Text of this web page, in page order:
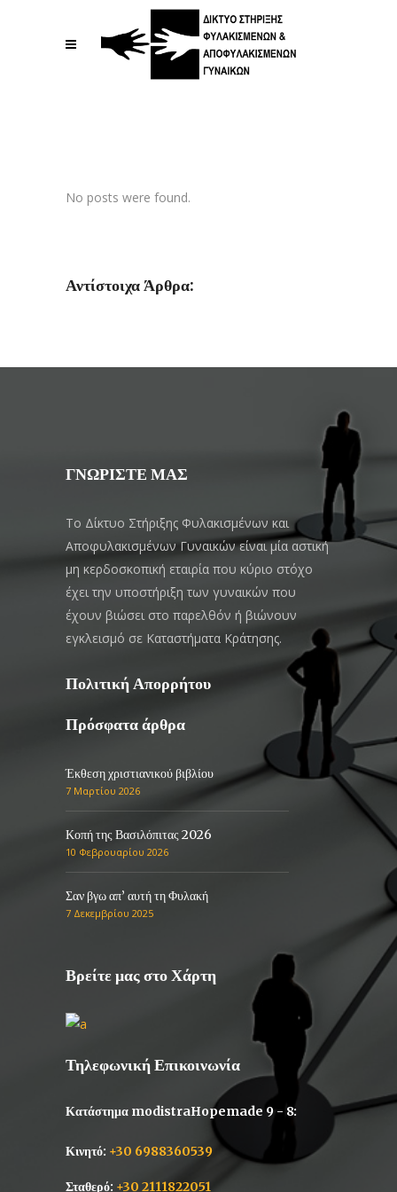
No posts were found.
Αντίστοιχα Άρθρα:
ΓΝΩΡΙΣΤΕ ΜΑΣ
Το Δίκτυο Στήριξης Φυλακισμένων και
Αποφυλακισμένων Γυναικών είναι μία αστική
μη κερδοσκοπική εταιρία που κύριο στόχο
έχει την υποστήριξη των γυναικών που
έχουν βιώσει στο παρελθόν ή βιώνουν
εγκλεισμό σε Καταστήματα Κράτησης.
Πολιτική Απορρήτου
Πρόσφατα άρθρα
Έκθεση χριστιανικού βιβλίου
7 Μαρτίου 2026
Κοπή της Βασιλόπιτας 2026
10 Φεβρουαρίου 2026
Σαν βγω απ’ αυτή τη Φυλακή
7 Δεκεμβρίου 2025
Βρείτε μας στο Χάρτη
Τηλεφωνική Επικοινωνία
Κατάστημα modistraHopemade 9 - 8:
Κινητό: +30 6988360539
Σταθερό: +30 2111822051